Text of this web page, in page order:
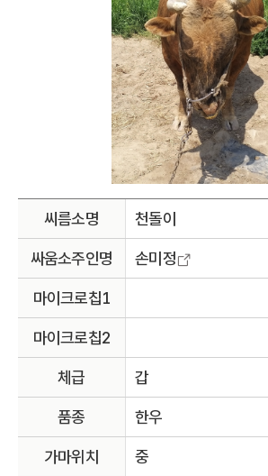
씨름소명 천돌이
싸움소주인명 손미정
마이크로칩1
마이크로칩2
체급 갑
품종 한우
가마위치 중